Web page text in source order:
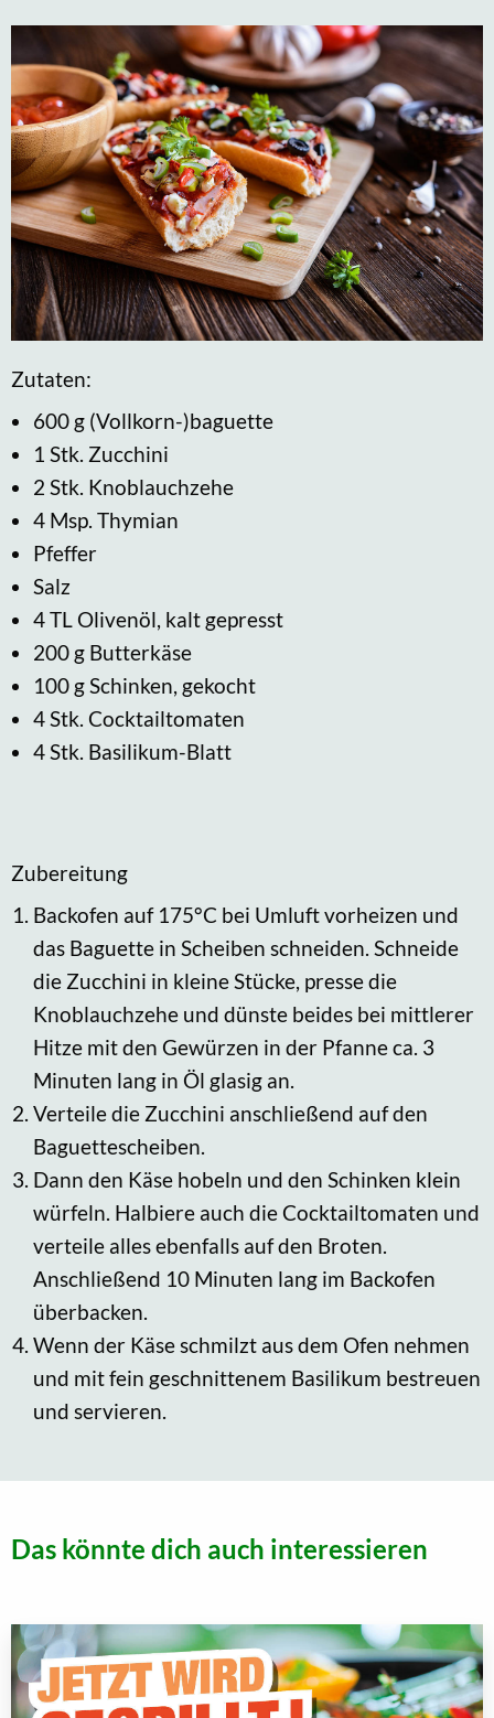
Zutaten:
600 g (Vollkorn-)baguette
1 Stk. Zucchini
2 Stk. Knoblauchzehe
4 Msp. Thymian
Pfeffer
Salz
4 TL Olivenöl, kalt gepresst
200 g Butterkäse
100 g Schinken, gekocht
4 Stk. Cocktailtomaten
4 Stk. Basilikum-Blatt
Zubereitung
Backofen auf 175°C bei Umluft vorheizen und
das Baguette in Scheiben schneiden. Schneide
die Zucchini in kleine Stücke, presse die
Knoblauchzehe und dünste beides bei mittlerer
Hitze mit den Gewürzen in der Pfanne ca. 3
Minuten lang in Öl glasig an.
Verteile die Zucchini anschließend auf den
Baguettescheiben.
Dann den Käse hobeln und den Schinken klein
würfeln. Halbiere auch die Cocktailtomaten und
verteile alles ebenfalls auf den Broten.
Anschließend 10 Minuten lang im Backofen
überbacken.
Wenn der Käse schmilzt aus dem Ofen nehmen
und mit fein geschnittenem Basilikum bestreuen
und servieren.
Das könnte dich auch interessieren